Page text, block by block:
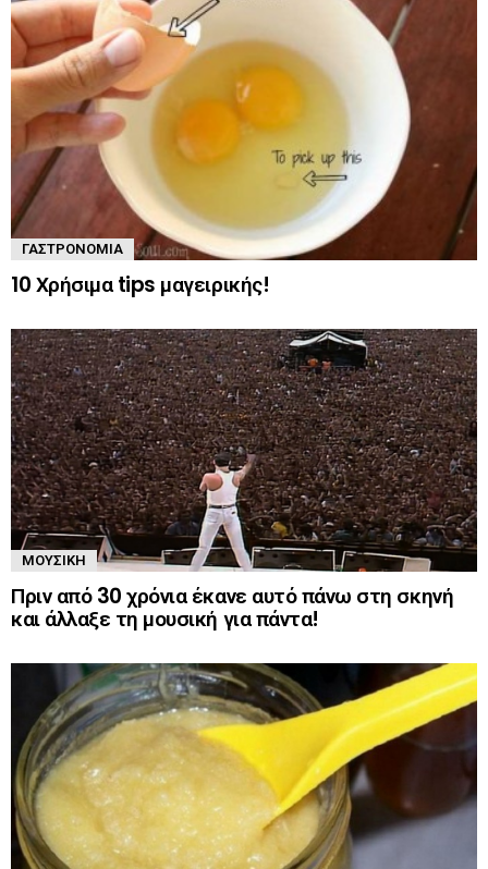
ΓΑΣΤΡΟΝΟΜΊΑ
10 Χρήσιμα tips μαγειρικής!
ΜΟΥΣΙΚΉ
Πριν από 30 χρόνια έκανε αυτό πάνω στη σκηνή
και άλλαξε τη μουσική για πάντα!